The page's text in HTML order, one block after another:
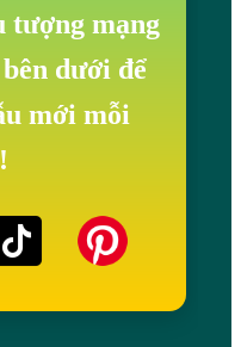
tượng mạng
dưới để
mới mỗi